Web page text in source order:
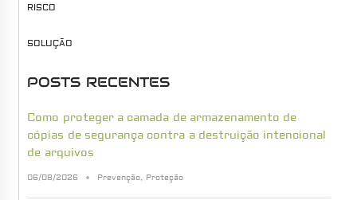
RISCO
SOLUÇÃO
POSTS RECENTES
Como proteger a camada de armazenamento de
cópias de segurança contra a destruição intencional
de arquivos
06/08/2026 Prevenção, Proteção